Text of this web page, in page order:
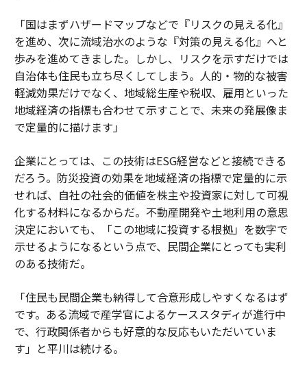
「国はまずハザードマップなどで『リスクの見える化』
を進め、次に流域治水のような『対策の見える化』へと
歩みを進めてきました。しかし、リスクを示すだけでは
自治体も住民も立ち尽くしてしまう。人的・物的な被害
軽減効果だけでなく、地域総生産や税収、雇用といった
地域経済の指標も合わせて示すことで、未来の発展像ま
で定量的に描けます」
企業にとっては、この技術はESG経営などと接続できる
だろう。防災投資の効果を地域経済の指標で定量的に示
せれば、自社の社会的価値を株主や投資家に対して可視
化する材料になるからだ。不動産開発や土地利用の意思
決定においても、「この地域に投資する根拠」を数字で
示せるようになるという点で、民間企業にとっても実利
のある技術だ。
「住民も民間企業も納得して合意形成しやすくなるはず
です。ある流域で産学官によるケーススタディが進行中
で、行政関係者からも好意的な反応もいただいていま
す」と平川は続ける。